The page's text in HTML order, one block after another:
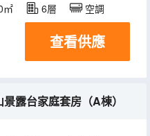
㎡ 6層 空調
查看供應
景露台家庭套房（A棟）